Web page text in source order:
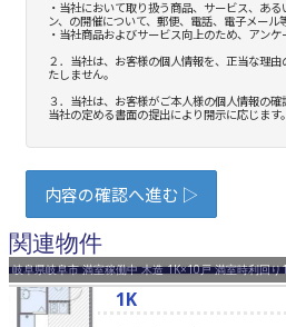
関連物件
岐阜県岐阜市 満室稼働中 木造 1K×10戸 満室時利回
1K